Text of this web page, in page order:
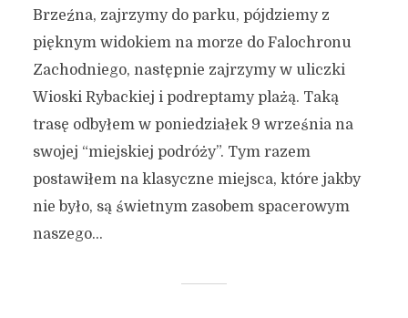
Brzeźna, zajrzymy do parku, pójdziemy z
pięknym widokiem na morze do Falochronu
Zachodniego, następnie zajrzymy w uliczki
Wioski Rybackiej i podreptamy plażą. Taką
trasę odbyłem w poniedziałek 9 września na
swojej “miejskiej podróży”. Tym razem
postawiłem na klasyczne miejsca, które jakby
nie było, są świetnym zasobem spacerowym
naszego...